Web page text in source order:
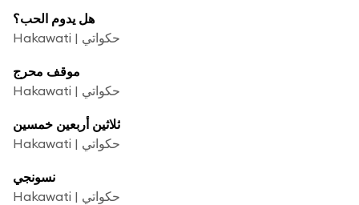
هل يدوم الحب؟
Hakawati | حكواتي
موقف محرج
Hakawati | حكواتي
ثلاثين أربعين خمسين
Hakawati | حكواتي
نسونجي
Hakawati | حكواتي